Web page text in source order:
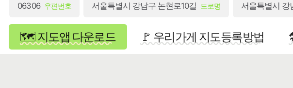
06306 우편번호 서울특별시 강남구 논현로10길 도로명 서울특별시 강
🗺️ 지도앱 다운로드 🚩 우리가게 지도등록방법